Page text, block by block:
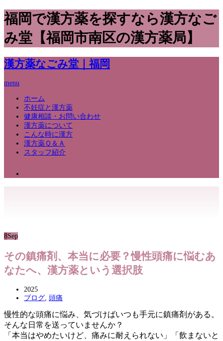
福岡で漢方薬を探すなら漢方なご
み堂【福岡市南区の漢方薬局】
漢方薬なごみ堂｜福岡
menu
ホーム
不妊症と漢方薬
健康相談・お問い合わせ
漢方薬について
こんな時に漢方
漢方薬Ｑ＆Ａ
スタッフ紹介
8Sep
その鎮痛剤、本当に必要？慢性頭痛に悩むあ
なたへ、漢方薬という選択肢
2025
ブログ, 頭痛
慢性的な頭痛に悩み、気づけばいつも手元に鎮痛剤がある。
そんな日常を送っていませんか？
「本当はやめたいけど、痛みに耐えられない」「飲まないと